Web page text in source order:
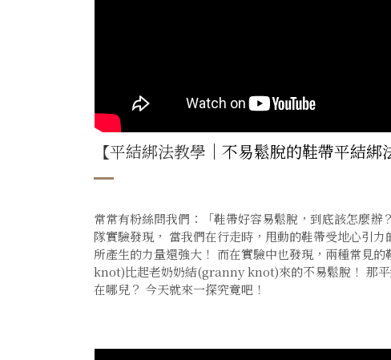
【平結綁法教學 ｜不易鬆脫的鞋帶平結綁
常常有粉絲問我們：「鞋帶好容易鬆脫，到底該怎麼辦
隊實驗發現， 當我們在行走時，甩動的鞋帶受地心引
所產生的力量還強大！ 而在實驗中也發現，兩種常見
knot)比起老奶奶結(granny knot)來的不易鬆脫！ 那
在哪兒？ 今天就來一探究竟吧！